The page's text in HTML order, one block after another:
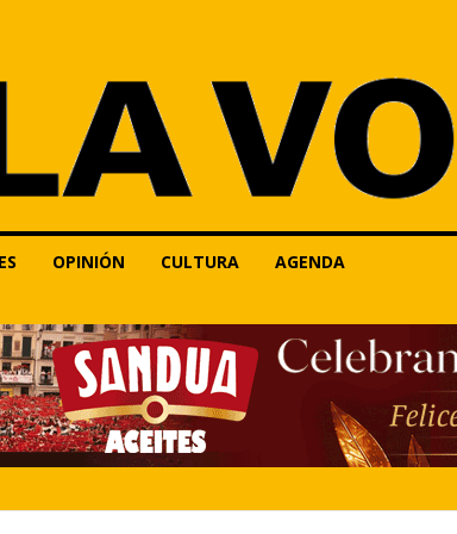
OPINIÓN CULTURA AGENDA